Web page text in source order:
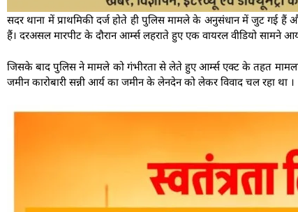
सदर थाना में प्राथमिकी दर्ज होते ही पुलिस मामले के अनुसंधान में जुट गई हैं
हैं। दरअसल मारपीट के दौरान आर्म्स लहराते हुए एक वायरल वीडियो सामने
जिसके बाद पुलिस ने मामले को गंभीरता से लेते हुए आर्म्स एक्ट के तहत मामला
जमीन कारोबारी सन्नी आर्य का जमीन के लेनदेन को लेकर विवाद चल रहा था ।